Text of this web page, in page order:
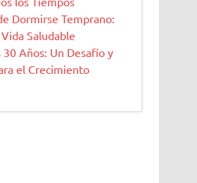
Dormirse Temprano:
Saludable
30 Años: Un Desafío y
el Crecimiento